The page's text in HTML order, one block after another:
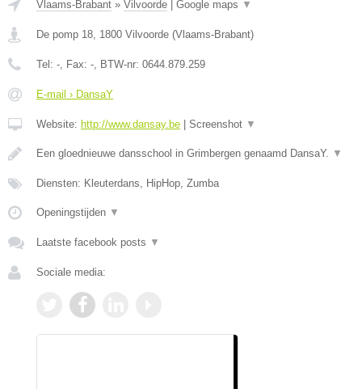
Vlaams-Brabant » Vilvoorde | Google maps ▼
De pomp 18 1800 Vilvoorde (Vlaams-Brabant)
Tel: - , Fax: - , BTW-nr: 0644.879.259
E-mail › DansaY
Website: http://www.dansay.be | Screenshot ▼
Een gloednieuwe dansschool in Grimbergen genaamd DansaY. ▼
Diensten: Kleuterdans, HipHop, Zumba
Openingstijden ▼
Laatste facebook posts ▼
Sociale media: